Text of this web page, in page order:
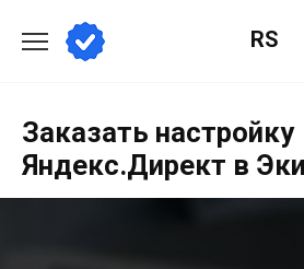
RS
Заказать настройку
Яндекс.Директ в